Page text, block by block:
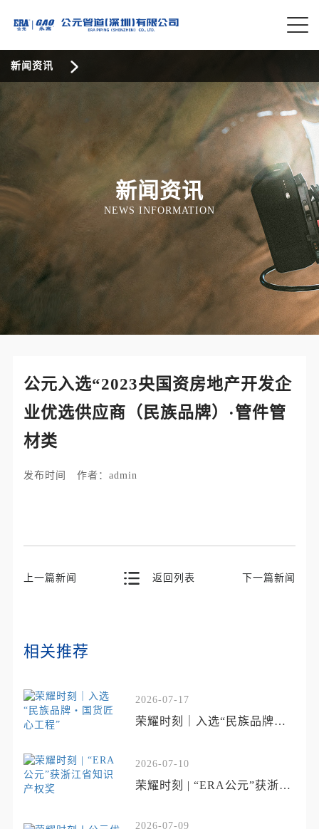
新闻资讯
新闻资讯
NEWS INFORMATION
公元入选“2023央国资房地产开发企
业优选供应商（民族品牌）·管件管
材类
发布时间 作者：admin
上一篇新闻 返回列表 下一篇新闻
相关推荐
2026-07-17
荣耀时刻｜入选“民族品牌・
2026-07-10
荣耀时刻 | “ERA公元”获浙江
2026-07-09